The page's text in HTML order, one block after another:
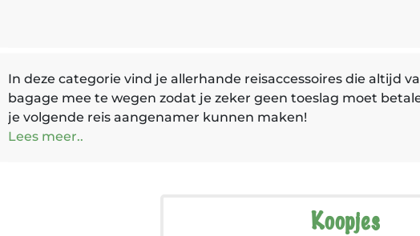
In deze categorie vind je allerhande reisaccessoires die altijd
bagage mee te wegen zodat je zeker geen toeslag moet
je volgende reis aangenamer kunnen maken!
Lees meer..
Koopjes